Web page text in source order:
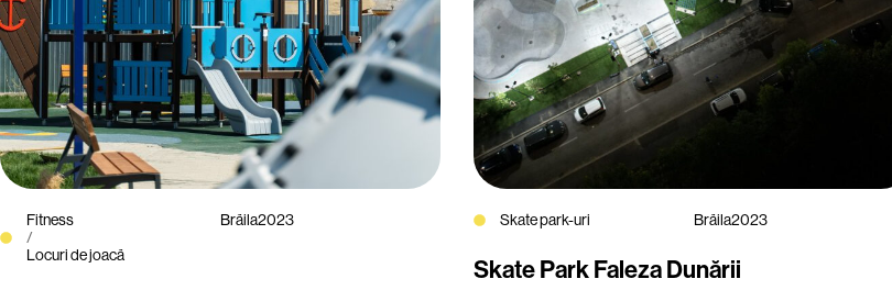
Fitness
/
Locuri de joacă
Brăila2023 Skate park-uri Brăila2023
Skate Park Faleza Dunării